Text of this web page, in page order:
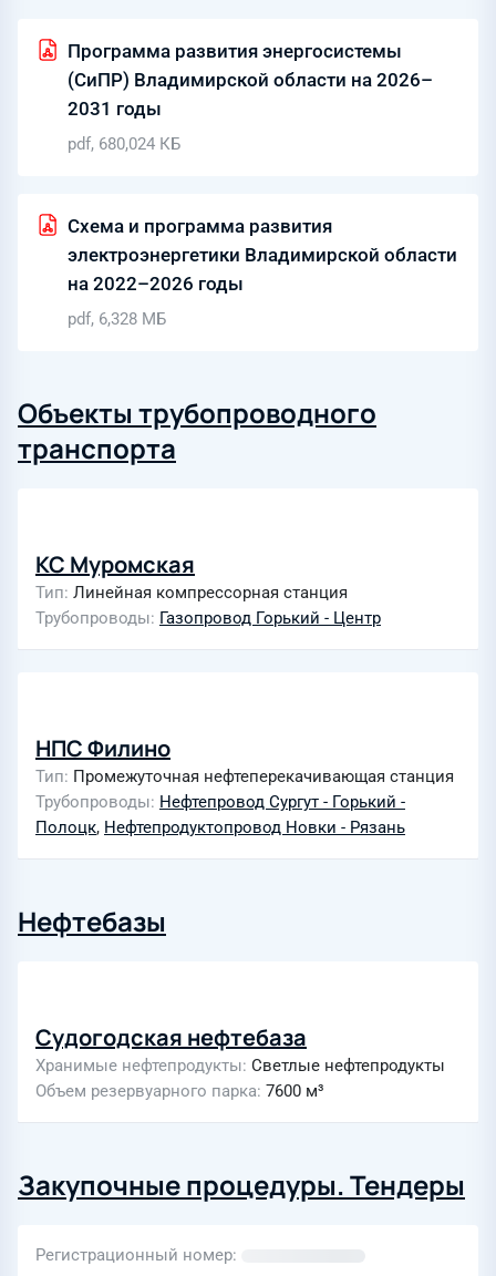
Программа развития энергосистемы
(СиПР) Владимирской области на 2026–
2031 годы
pdf, 680,024 КБ
Схема и программа развития
электроэнергетики Владимирской области
на 2022–2026 годы
pdf, 6,328 МБ
Объекты трубопроводного
транспорта
КС Муромская
Тип Линейная компрессорная станция
Трубопроводы Газопровод Горький - Центр
НПС Филино
Тип Промежуточная нефтеперекачивающая станция
Трубопроводы Нефтепровод Сургут - Горький -
Полоцк, Нефтепродуктопровод Новки - Рязань
Нефтебазы
Судогодская нефтебаза
Хранимые нефтепродукты Светлые нефтепродукты
Объем резервуарного парка 7600 м³
Закупочные процедуры. Тендеры
Регистрационный номер